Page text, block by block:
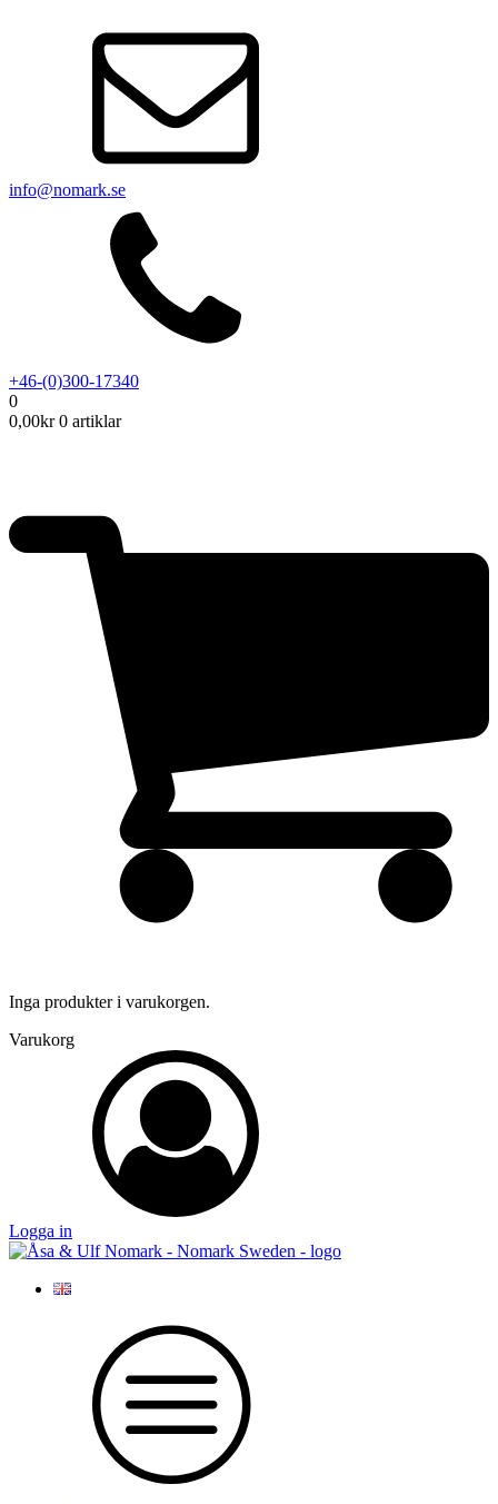
info@nomark.se
+46-(0)300-17340
0
0,00kr 0 artiklar
Inga produkter i varukorgen.
Varukorg
Logga in